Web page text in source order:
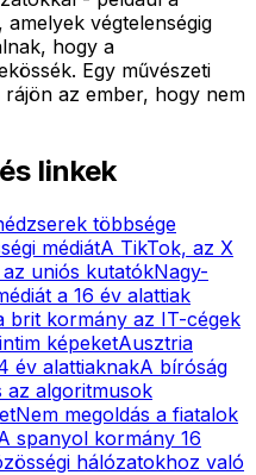
végtelenségig
hogy a
Egy művészeti
az ember, hogy nem
linkek
többsége
médiátA TikTok, az X
uniós kutatókNagy-
a 16 év alattiak
brit kormány az IT-cégek
képeketAusztria
év alattiaknakA bíróság
az algoritmusok
Nem megoldás a fiatalok
spanyol kormány 16
hálózatokhoz való